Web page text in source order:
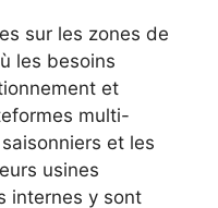
sur les zones de
les besoins
et
multi-
et les
usines
internes y sont